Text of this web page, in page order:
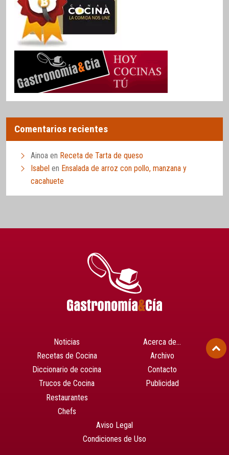
Comentarios recientes
Ainoa en Receta de Tarta de queso
Isabel en Ensalada de arroz con pollo, manzana y
cacahuete
Noticias
Recetas de Cocina
Diccionario de cocina
Trucos de Cocina
Restaurantes
Chefs
Acerca de…
Archivo
Contacto
Publicidad
Aviso Legal
Condiciones de Uso